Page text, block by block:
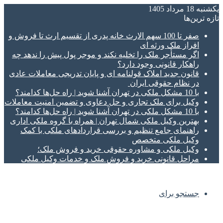
یکشنبه 18 مرداد 1405
تازه‌ ترین‌ها
صفر تا 100 سهم الارث خانه پدری از تقسیم ارث تا فروش و
افراز ملک ورثه ای
اگر مستأجر ملک را تخلیه نکند و موجر پول پیش را ندهد چه
راهکار قانونی وجود دارد؟
قانون جدید املاک قولنامه ای و پایان تدریجی معاملات عادی
در نظام حقوقی ایران
با 10 مشکل ملکی در تهران آشنا شوید | راه حل‌ها کدامند؟
وکیل برای ملک تجاری و حل دعاوی و تضمین امنیت معاملات
با 10 مشکل ملکی در تهران آشنا شوید | راه حل‌ها کدامند؟
بهترین وکیل ملکی شمال تهران | همراه با گروه ملکی اداری
راهنمای جامع تنظیم و بررسی قراردادهای ملکی با کمک
وکیل ملکی متخصص
وکیل ملکی و مشاوره حقوقی خرید و فروش ملک؛
مراحل قانونی خرید و فروش ملک و خدمات وکیل ملکی
جستجو برای